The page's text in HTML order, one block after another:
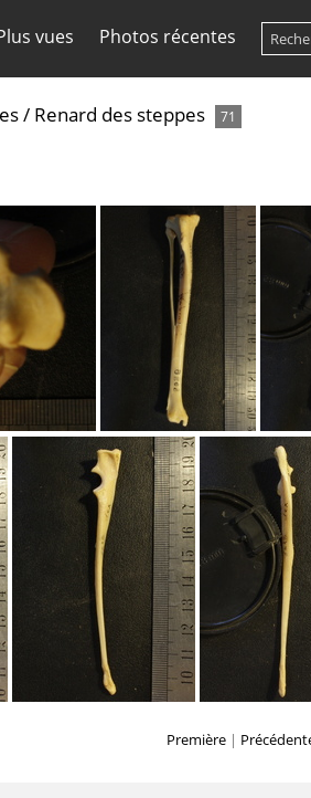
vues Photos récentes
/ Renard des steppes 71
Tibia et fibula : extrémité proximale Tibia et fibula : vue antérieure
Première |